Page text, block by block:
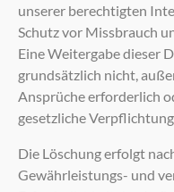
unserer berechtigten
Schutz vor Missbrauch
Eine Weitergabe dieser
grundsätzlich nicht,
Ansprüche erforderlich
gesetzliche Verpflichtung
Die Löschung erfolgt
Gewährleistungs- und